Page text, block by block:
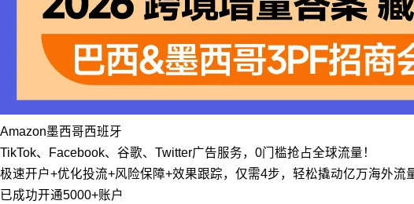
Amazon墨西哥西班牙
TikTok、Facebook、谷歌、Twitter广告服务，0门槛抢占全球流量！
极速开户+优化投流+风险保障+效果跟踪，仅需4步，轻松撬动亿万海外流
已成功开通5000+账户